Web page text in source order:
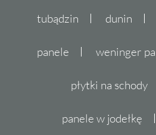
tubądzin dunin
panele weninger
płytki na schody
panele w jodełkę